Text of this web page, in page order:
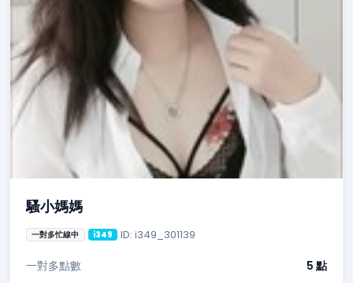
騷小媽媽
一對多忙線中 i349 ID: i349_301139
一對多點數 5 點